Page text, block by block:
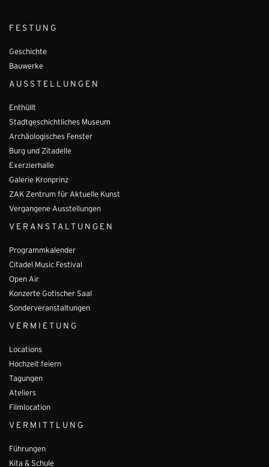
FESTUNG
Geschichte
Bauwerke
AUSSTELLUNGEN
Enthüllt
Stadtgeschichtliches Museum
Archäologisches Fenster
Burg und Zitadelle
Exerzierhalle
Galerie Kronprinz
ZAK Zentrum für Aktuelle Kunst
Vergangene Ausstellungen
VERANSTALTUNGEN
Programmkalender
Citadel Music Festival
Open Air
Konzerte Gotischer Saal
Sonderveranstaltungen
VERMIETUNG
Locations
Hochzeit feiern
Tagungen
Ateliers
Filmlocation
VERMITTLUNG
Führungen
Kita & Schule